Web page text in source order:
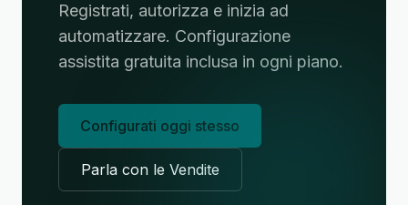
Registrati, autorizza e inizia ad
automatizzare. Configurazione
assistita gratuita inclusa in ogni piano.
Configurati oggi stesso
Parla con le Vendite